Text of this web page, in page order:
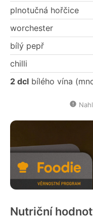
plnotučná hořčice
worchester
bílý pepř
chilli
2 dcl bílého vína
Nutriční